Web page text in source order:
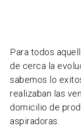
Para todos
de cerca la
sabemos lo
realizaban las
domicilio de
aspiradoras.